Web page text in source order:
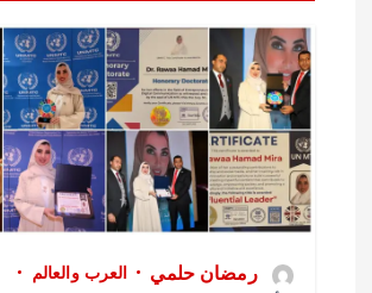
رمضان حلمي
العرب والعالم